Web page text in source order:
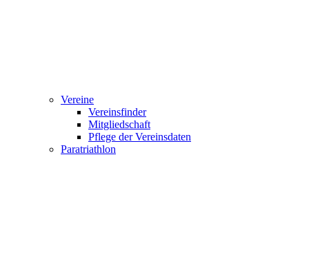
Vereine
Vereinsfinder
Mitgliedschaft
Pflege der Vereinsdaten
Paratriathlon